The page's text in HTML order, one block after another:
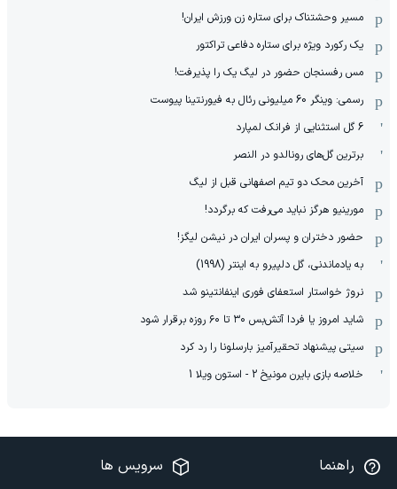
مسیر وحشتناک برای ستاره زن ورزش ایران!
یک رکورد ویژه برای ستاره دفاعی تراکتور
مس رفسنجان حضور در لیگ یک را پذیرفت!
رسمی: وینگر 60 میلیونی رئال به فیورنتینا پیوست
6 گل استثنایی از فرانک لمپارد
برترین گل‌های رونالدو در النصر
آخرین محک دو تیم اصفهانی قبل از لیگ
مورینیو هرگز نباید می‌رفت که برگردد!
حضور دختران و پسران ایران در نیشن لیگز!
به یادماندنی، گل دلپیرو به اینتر (1998)
نروژ خواستار استعفای فوری اینفانتینو شد
شاید امروز یا فردا آتش‌بس ۳۰ تا ۶۰ روزه برقرار شود
سیتی پیشنهاد تحقیرآمیز بارسلونا را رد کرد
خلاصه بازی بایرن مونیخ 2 - استون ویلا 1
راهنما سرویس ها